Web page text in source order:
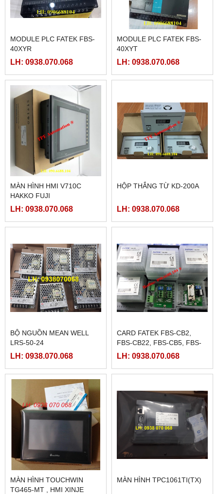
MODULE PLC FATEK FBS-
40XYR
LH: 0938.070.068
MODULE PLC FATEK FBS-
40XYT
LH: 0938.070.068
MÀN HÌNH HMI V710C
HAKKO FUJI
LH: 0938.070.068
HỘP THẮNG TỪ KD-200A
LH: 0938.070.068
BỘ NGUỒN MEAN WELL
LRS-50-24
LH: 0938.070.068
CARD FATEK FBS-CB2,
FBS-CB22, FBS-CB5, FBS-
CB25, FBS-CB55
LH: 0938.070.068
MÀN HÌNH TOUCHWIN
TG465-MT , HMI XINJE
MÀN HÌNH TPC1061TI(TX)